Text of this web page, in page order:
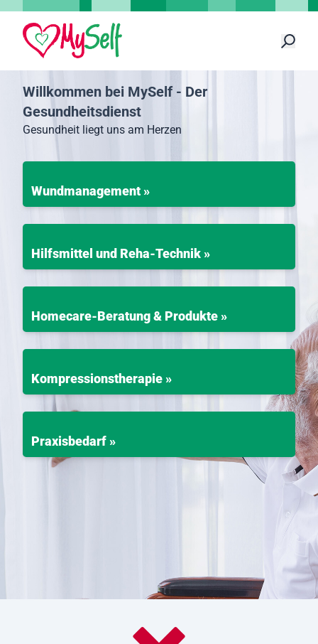
Willkommen bei MySelf - Der
Gesundheitsdienst
Gesundheit liegt uns am Herzen
Wundmanagement »
Hilfsmittel und Reha-Technik »
Homecare-Beratung & Produkte »
Kompressionstherapie »
Praxisbedarf »